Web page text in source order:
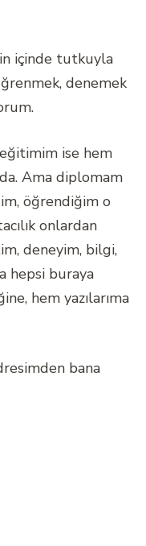
içinde tutkuyla
denemek
ise hem
Ama diplomam
öğrendiğim o
onlardan
deneyim, bilgi,
hepsi buraya
hem yazılarıma
bana